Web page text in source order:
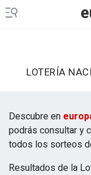
LOTERÍA
Descubre en
podrás consultar y
todos los sorteos
Resultados de la